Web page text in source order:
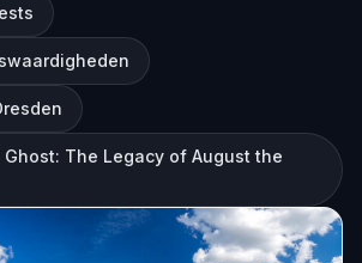
Ghost: The Legacy of August the